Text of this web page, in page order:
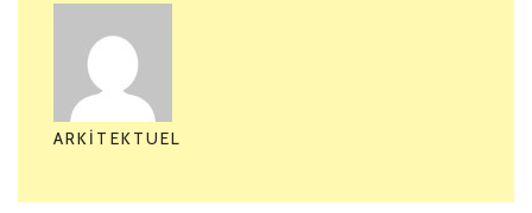
ARKITEKTUEL